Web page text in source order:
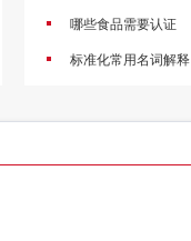
哪些食品需要认证
标准化常用名词解释